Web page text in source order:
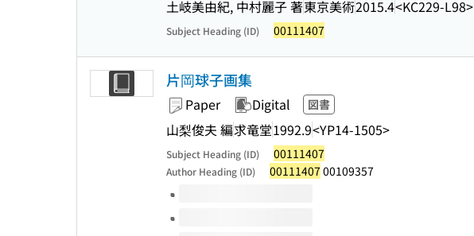
土岐美由紀, 中村麗子 著東京美術2015.4<KC229-L98>
Subject Heading (ID) 00111407
片岡球子画集
Paper Digital 図書
山梨俊夫 編求竜堂1992.9<YP14-1505>
Subject Heading (ID) 00111407
Author Heading (ID) 00111407 00109357
Volumes of this title